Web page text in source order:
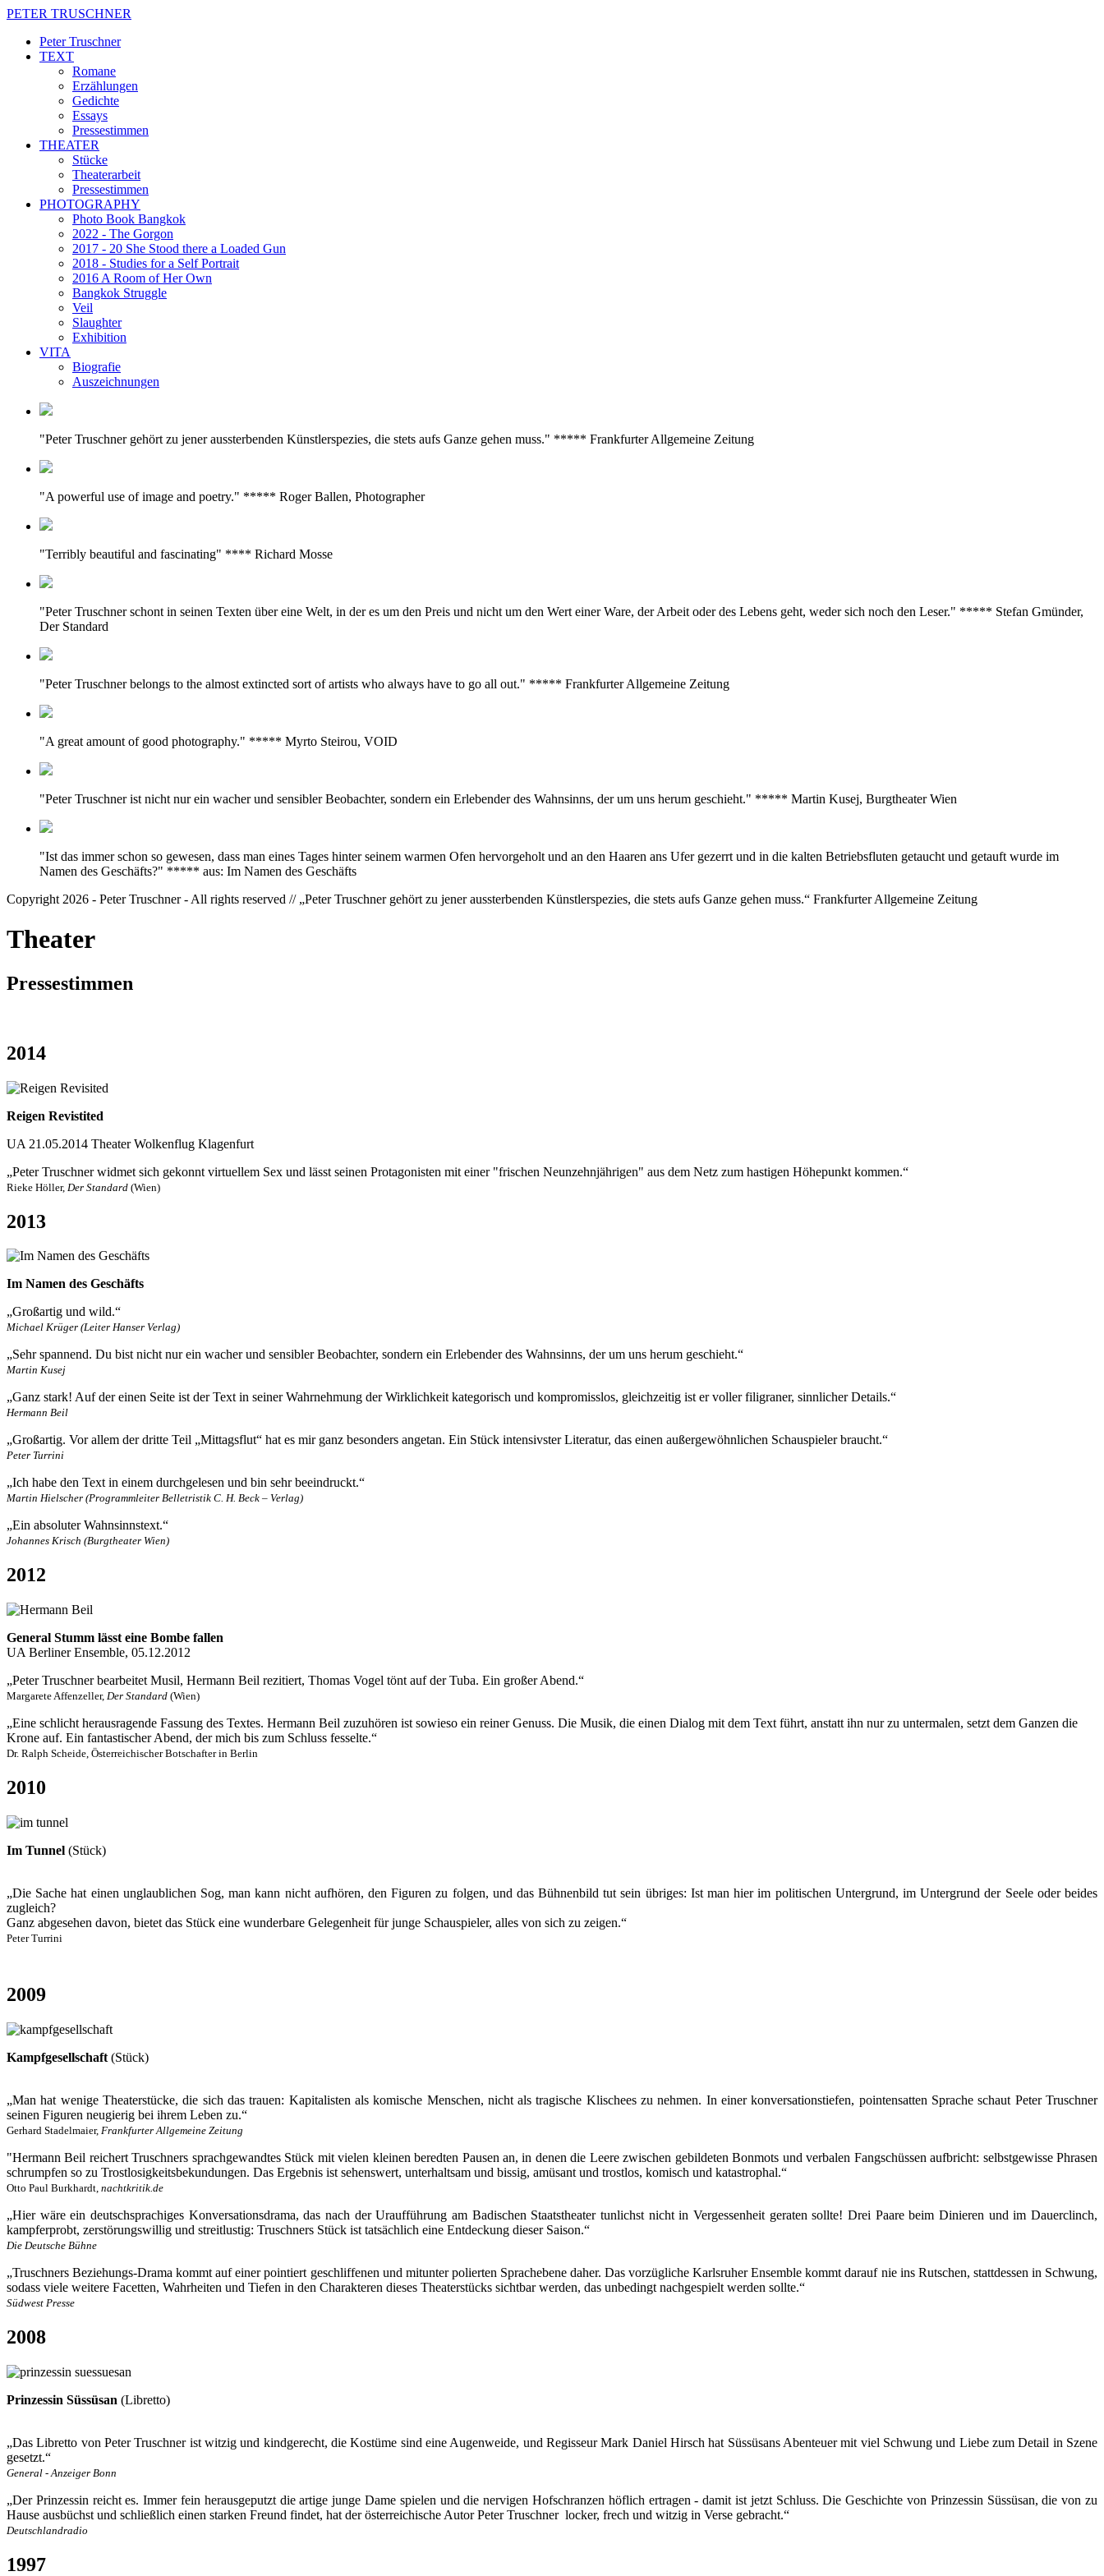
PETER TRUSCHNER
Peter Truschner
TEXT
Romane
Erzählungen
Gedichte
Essays
Pressestimmen
THEATER
Stücke
Theaterarbeit
Pressestimmen
PHOTOGRAPHY
Photo Book Bangkok
2022 - The Gorgon
2017 - 20 She Stood there a Loaded Gun
2018 - Studies for a Self Portrait
2016 A Room of Her Own
Bangkok Struggle
Veil
Slaughter
Exhibition
VITA
Biografie
Auszeichnungen
"Peter Truschner gehört zu jener aussterbenden Künstlerspezies, die stets aufs Ganze gehen muss." ***** Frankfurter Allgemeine Zeitung
"A powerful use of image and poetry." ***** Roger Ballen, Photographer
"Terribly beautiful and fascinating" **** Richard Mosse
"Peter Truschner schont in seinen Texten über eine Welt, in der es um den Preis und nicht um den Wert einer Ware, der Arbeit oder des Lebens geht, weder sich noch den Leser." ***** Stefan Gmünder,
Der Standard
"Peter Truschner belongs to the almost extincted sort of artists who always have to go all out." ***** Frankfurter Allgemeine Zeitung
"A great amount of good photography." ***** Myrto Steirou, VOID
"Peter Truschner ist nicht nur ein wacher und sensibler Beobachter, sondern ein Erlebender des Wahnsinns, der um uns herum geschieht." ***** Martin Kusej, Burgtheater Wien
"Ist das immer schon so gewesen, dass man eines Tages hinter seinem warmen Ofen hervorgeholt und an den Haaren ans Ufer gezerrt und in die kalten Betriebsfluten getaucht und getauft wurde im
Namen des Geschäfts?" ***** aus: Im Namen des Geschäfts
Copyright 2026 - Peter Truschner - All rights reserved // „Peter Truschner gehört zu jener aussterbenden Künstlerspezies, die stets aufs Ganze gehen muss.“ Frankfurter Allgemeine Zeitung
Theater
Pressestimmen
2014
Reigen Revistited
UA 21.05.2014 Theater Wolkenflug Klagenfurt
„Peter Truschner widmet sich gekonnt virtuellem Sex und lässt seinen Protagonisten mit einer "frischen Neunzehnjährigen" aus dem Netz zum hastigen Höhepunkt kommen.“
Rieke Höller, Der Standard (Wien)
2013
Im Namen des Geschäfts
„Großartig und wild.“
Michael Krüger (Leiter Hanser Verlag)
„Sehr spannend. Du bist nicht nur ein wacher und sensibler Beobachter, sondern ein Erlebender des Wahnsinns, der um uns herum geschieht.“
Martin Kusej
„Ganz stark! Auf der einen Seite ist der Text in seiner Wahrnehmung der Wirklichkeit kategorisch und kompromisslos, gleichzeitig ist er voller filigraner, sinnlicher Details.“
Hermann Beil
„Großartig. Vor allem der dritte Teil „Mittagsflut“ hat es mir ganz besonders angetan. Ein Stück intensivster Literatur, das einen außergewöhnlichen Schauspieler braucht.“
Peter Turrini
„Ich habe den Text in einem durchgelesen und bin sehr beeindruckt.“
Martin Hielscher (Programmleiter Belletristik C. H. Beck – Verlag)
„Ein absoluter Wahnsinnstext.“
Johannes Krisch (Burgtheater Wien)
2012
General Stumm lässt eine Bombe fallen
UA Berliner Ensemble, 05.12.2012
„Peter Truschner bearbeitet Musil, Hermann Beil rezitiert, Thomas Vogel tönt auf der Tuba. Ein großer Abend.“
Margarete Affenzeller, Der Standard (Wien)
„Eine schlicht herausragende Fassung des Textes. Hermann Beil zuzuhören ist sowieso ein reiner Genuss. Die Musik, die einen Dialog mit dem Text führt, anstatt ihn nur zu untermalen, setzt dem Ganzen die
Krone auf. Ein fantastischer Abend, der mich bis zum Schluss fesselte.“
Dr. Ralph Scheide, Österreichischer Botschafter in Berlin
2010
Im Tunnel (Stück)
„Die Sache hat einen unglaublichen Sog, man kann nicht aufhören, den Figuren zu folgen, und das Bühnenbild tut sein übriges: Ist man hier im politischen Untergrund, im Untergrund der Seele oder beides
zugleich?
Ganz abgesehen davon, bietet das Stück eine wunderbare Gelegenheit für junge Schauspieler, alles von sich zu zeigen.“
Peter Turrini
2009
Kampfgesellschaft (Stück)
„Man hat wenige Theaterstücke, die sich das trauen: Kapitalisten als komische Menschen, nicht als tragische Klischees zu nehmen. In einer konversationstiefen, pointensatten Sprache schaut Peter Truschner
seinen Figuren neugierig bei ihrem Leben zu.“
Gerhard Stadelmaier, Frankfurter Allgemeine Zeitung
"Hermann Beil reichert Truschners sprachgewandtes Stück mit vielen kleinen beredten Pausen an, in denen die Leere zwischen gebildeten Bonmots und verbalen Fangschüssen aufbricht: selbstgewisse Phrasen
schrumpfen so zu Trostlosigkeitsbekundungen. Das Ergebnis ist sehenswert, unterhaltsam und bissig, amüsant und trostlos, komisch und katastrophal.“
Otto Paul Burkhardt, nachtkritik.de
„Hier wäre ein deutschsprachiges Konversationsdrama, das nach der Uraufführung am Badischen Staatstheater tunlichst nicht in Vergessenheit geraten sollte! Drei Paare beim Dinieren und im Dauerclinch,
kampferprobt, zerstörungswillig und streitlustig: Truschners Stück ist tatsächlich eine Entdeckung dieser Saison.“
Die Deutsche Bühne
„Truschners Beziehungs-Drama kommt auf einer pointiert geschliffenen und mitunter polierten Sprachebene daher. Das vorzügliche Karlsruher Ensemble kommt darauf nie ins Rutschen, stattdessen in Schwung,
sodass viele weitere Facetten, Wahrheiten und Tiefen in den Charakteren dieses Theaterstücks sichtbar werden, das unbedingt nachgespielt werden sollte.“
Südwest Presse
2008
Prinzessin Süssüsan (Libretto)
„Das Libretto von Peter Truschner ist witzig und kindgerecht, die Kostüme sind eine Augenweide, und Regisseur Mark Daniel Hirsch hat Süssüsans Abenteuer mit viel Schwung und Liebe zum Detail in Szene
gesetzt.“
General - Anzeiger Bonn
„Der Prinzessin reicht es. Immer fein herausgeputzt die artige junge Dame spielen und die nervigen Hofschranzen höflich ertragen - damit ist jetzt Schluss. Die Geschichte von Prinzessin Süssüsan, die von zu
Hause ausbüchst und schließlich einen starken Freund findet, hat der österreichische Autor Peter Truschner locker, frech und witzig in Verse gebracht.“
Deutschlandradio
1997